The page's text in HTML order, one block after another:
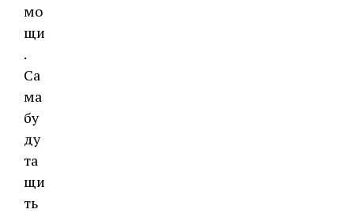
мо
щи
.
Са
ма
бу
ду
та
щи
ть